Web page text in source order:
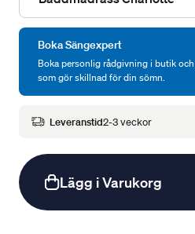
Boka Sängexpert
Boka personlig rådgivning i butik
som gör skillnad för din sömn.
Leveranstid2-3 veckor
Lägg i Varukorg